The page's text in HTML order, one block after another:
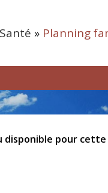
» Planning
disponible pour